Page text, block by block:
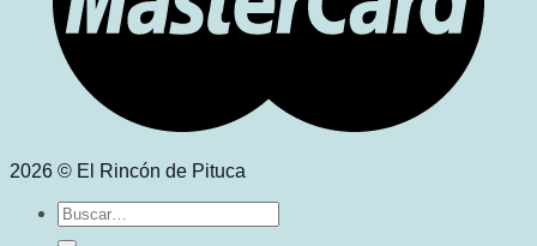
2026 © El Rincón de Pituca
Buscar
por: